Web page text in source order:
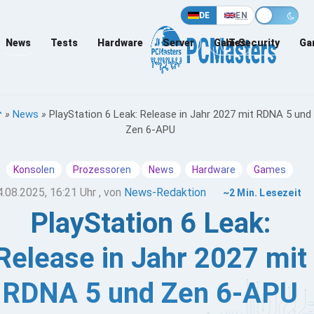
DE EN
News Tests Hardware Server Games
IT-Security
» News » PlayStation 6 Leak: Release in Jahr 2027 mit RDNA 5 und
Zen 6-APU
Konsolen Prozessoren News Hardware Games
16:21 Uhr , von News-Redaktion ~2 Min. Lesezeit
PlayStation 6 Leak:
in Jahr 2027 mit
RDNA 5 und Zen 6-APU